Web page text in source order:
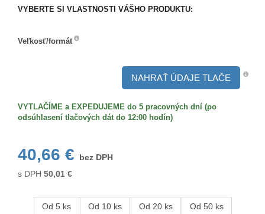
VYBERTE SI VLASTNOSTI VÁŠHO PRODUKTU:
Veľkosť/formát
NAHRAŤ ÚDAJE TLAČE
VYTLAČÍME a EXPEDUJEME do 5 pracovných dní (po
odsúhlasení tlačových dát do 12:00 hodín)
40,66 €
bez DPH
s DPH 50,01 €
Od 5 ks
Od 10 ks
Od 20 ks
Od 50 ks